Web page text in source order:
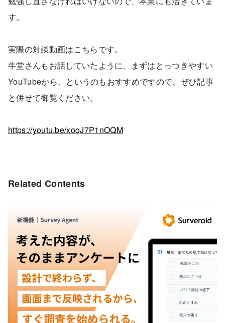
す。
実際の対談動画はこちらです。
牛堂さんもお話していたように、まずはとっつきやすい
YouTubeから、というのもおすすめですので、ぜひ記事
と併せて御覧ください。
https://youtu.be/xoqJ7P1nOQM
Related Contents